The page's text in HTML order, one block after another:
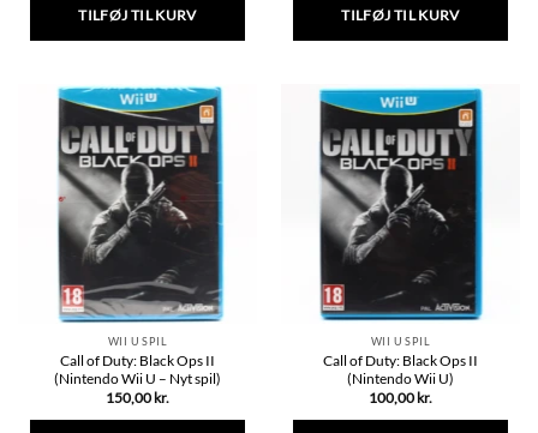
TILFØJ TIL KURV TILFØJ TIL KURV
WII U SPIL
Call of Duty: Black Ops II
(Nintendo Wii U – Nyt spil)
150,00 kr.
WII U SPIL
Call of Duty: Black Ops II
(Nintendo Wii U)
100,00 kr.